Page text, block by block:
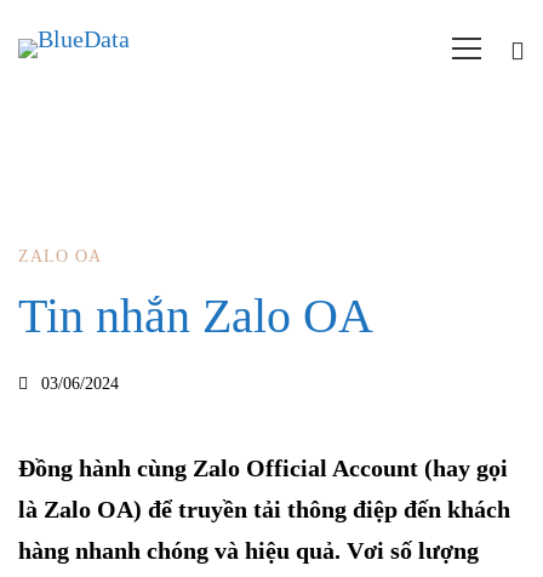
Tin
nhắn
Zalo
OA
ZALO OA
Tin nhắn Zalo OA
03/06/2024
Đồng hành cùng Zalo Official Account (hay gọi
là Zalo OA) để truyền tải thông điệp đến khách
hàng nhanh chóng và hiệu quả. Vơi số lượng